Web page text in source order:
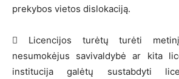
prekybos vietos dislokaciją.
 Licencijos turėtų turėti
nesumokėjus savivaldybė ar kita
institucija galėtų sustabdyti